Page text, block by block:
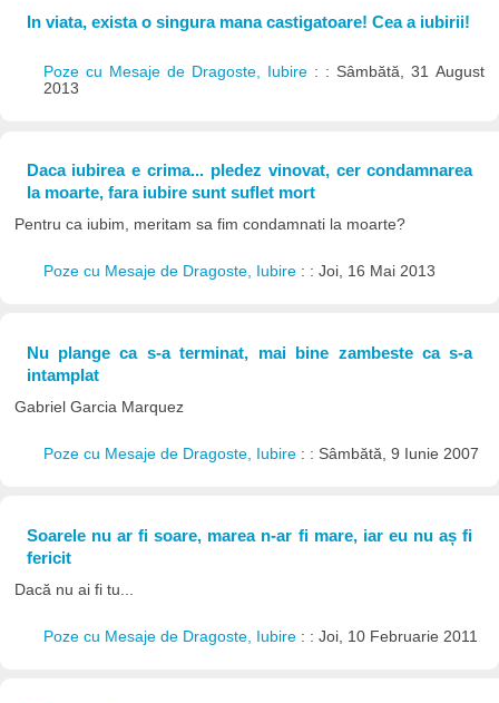
In viata, exista o singura mana castigatoare! Cea a iubirii!
Poze cu Mesaje de Dragoste, Iubire : : Sâmbătă, 31 August
2013
Daca iubirea e crima... pledez vinovat, cer condamnarea
la moarte, fara iubire sunt suflet mort
Pentru ca iubim, meritam sa fim condamnati la moarte?
Poze cu Mesaje de Dragoste, Iubire : : Joi, 16 Mai 2013
Nu plange ca s-a terminat, mai bine zambeste ca s-a
intamplat
Gabriel Garcia Marquez
Poze cu Mesaje de Dragoste, Iubire : : Sâmbătă, 9 Iunie 2007
Soarele nu ar fi soare, marea n-ar fi mare, iar eu nu aș fi
fericit
Dacă nu ai fi tu...
Poze cu Mesaje de Dragoste, Iubire : : Joi, 10 Februarie 2011